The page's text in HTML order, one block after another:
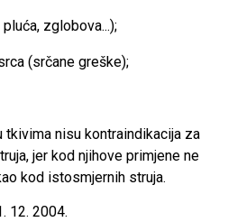
zglobova...);
(srčane greške);
tkivima nisu kontraindikacija za
jer kod njihove primjene ne
kod istosmjernih struja.
12. 2004.